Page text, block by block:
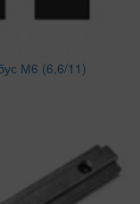
М6 (6,6/11)